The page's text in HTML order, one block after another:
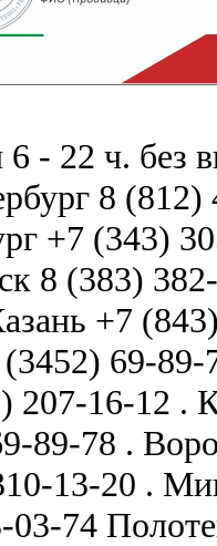
6 - 22 ч. без
8 (812)
+7 (343)
8 (383)
+7
69-89-
207-16-12 .
89-78 .
13-20 .
03-74